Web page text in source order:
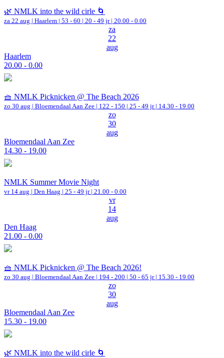
🌿 NMLK into the wild cirle 🌀
za 22 aug | Haarlem | 53 - 60 | 20 - 49 jr | 20.00 - 0.00
za
22
aug
Haarlem
20.00 - 0.00
🧺 NMLK Picknicken @ The Beach 2026
zo 30 aug | Bloemendaal Aan Zee | 122 - 150 | 25 - 49 jr | 14.30 - 19.00
zo
30
aug
Bloemendaal Aan Zee
14.30 - 19.00
NMLK Summer Movie Night
vr 14 aug | Den Haag | 25 - 49 jr | 21.00 - 0.00
vr
14
aug
Den Haag
21.00 - 0.00
🧺 NMLK Picknicken @ The Beach 2026!
zo 30 aug | Bloemendaal Aan Zee | 194 - 200 | 50 - 65 jr | 15.30 - 19.00
zo
30
aug
Bloemendaal Aan Zee
15.30 - 19.00
🌿 NMLK into the wild cirle 🌀